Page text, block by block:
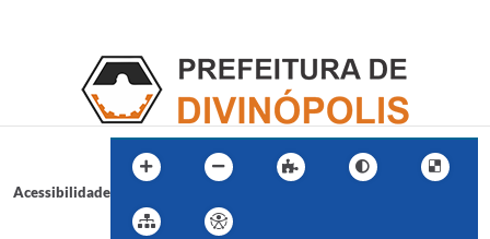
Acessibilidade